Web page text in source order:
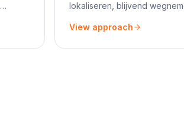
lokaliseren, blijvend
View approach